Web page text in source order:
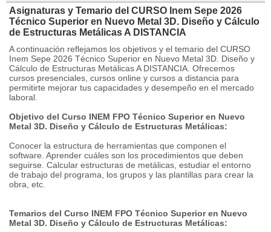
Asignaturas y Temario del CURSO Inem Sepe 2026
Técnico Superior en Nuevo Metal 3D. Diseño y Cálculo
de Estructuras Metálicas A DISTANCIA
A continuación reflejamos los objetivos y el temario del CURSO
Inem Sepe 2026 Técnico Superior en Nuevo Metal 3D. Diseño y
Cálculo de Estructuras Metálicas A DISTANCIA. Ofrecemos
cursos presenciales, cursos online y cursos a distancia para
permitirte mejorar tus capacidades y desempeño en el mercado
laboral.
Objetivo del Curso INEM FPO Técnico Superior en Nuevo
Metal 3D. Diseño y Cálculo de Estructuras Metálicas:
Conocer la estructura de herramientas que componen el
software. Aprender cuáles son los procedimientos que deben
seguirse. Calcular estructuras de metálicas, estudiar el entorno
de trabajo del programa, los grupos y las plantillas para crear la
obra, etc.
Temarios del Curso INEM FPO Técnico Superior en Nuevo
Metal 3D. Diseño y Cálculo de Estructuras Metálicas: